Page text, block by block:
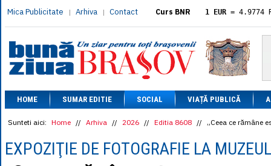
Mica Publicitate | Arhiva | Contact Curs BNR 1 EUR = 4.9774
= 5.8304
1 XAU= 464.4611
1 AED= 1.1933
1 AUD= 2.7957
1 BGN= 2.5449
1 CAD= 3.1559
1 CHF= 5.2813
1 CNY = 0.6015
1 DKK = 0.6668
1 EGP = 0.0860
HOME SUMAR EDITIE SOCIAL VIAȚĂ PUBLICĂ
Sunteti aici: Home // Arhiva // 2026 // Editia 8608 // „Ceea ce rămâne
EXPOZIŢIE DE FOTOGRAFIE LA